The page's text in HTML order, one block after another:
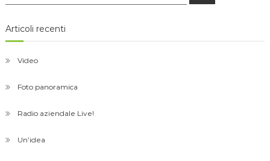
Articoli recenti
Video
Foto panoramica
Radio aziendale Live!
Un’idea